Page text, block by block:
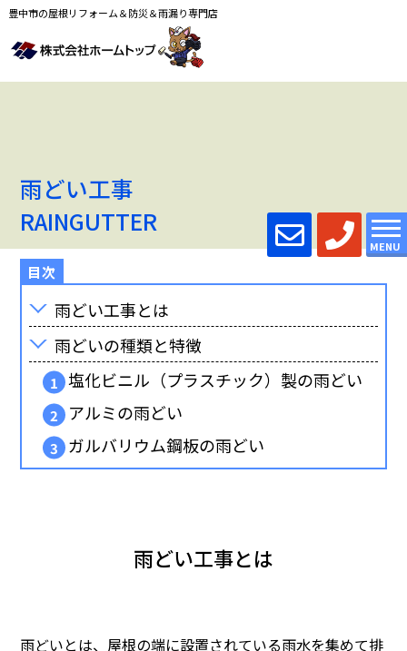
豊中市の屋根リフォーム＆防災＆雨漏り専門店
MENU
雨どい工事
RAINGUTTER
雨どい工事とは
雨どいの種類と特徴
塩化ビニル（プラスチック）製の雨どい
アルミの雨どい
ガルバリウム鋼板の雨どい
雨どい工事とは
雨どいとは、屋根の端に設置されている雨水を集めて排